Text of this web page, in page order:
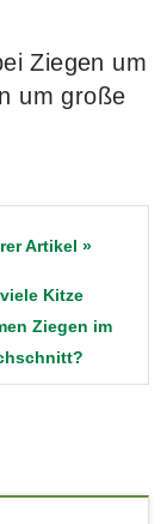
Ziegen um
um große
Kitze
Ziegen im